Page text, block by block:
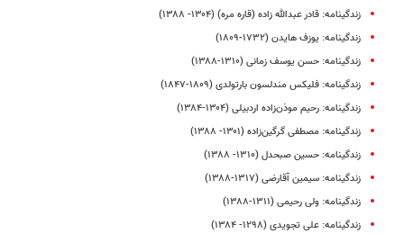
زندگینامه: قادر عبدالله ‌زاده (قاره مره) (۱۳۰۴- ۱۳۸۸)
زندگینامه: یوزف هایدن (۱۷۳۲-۱۸۰۹)
زندگینامه: حسن یوسف ‌زمانی (۱۳۱۰-۱۳۸۸)
زندگینامه: فلیکس مندلسون بارتولدی (۱۸۰۹-۱۸۴۷)
زندگینامه: رحیم موذن‌زاده اردبیلی (۱۳۰۴-۱۳۸۴)
زندگینامه‌: مصطفی گرگین‌زاده (۱۳۰۱- ۱۳۸۸)
زندگینامه: حسین صبحدل (۱۳۱۰- ۱۳۸۸)
زندگینامه‌: سیمین آقارضی (۱۳۱۷-۱۳۸۸)
زندگینامه‌: ولی رحیمی (۱۳۱۱-۱۳۸۸)
زندگینامه: علی تجویدی (۱۲۹۸- ۱۳۸۴)